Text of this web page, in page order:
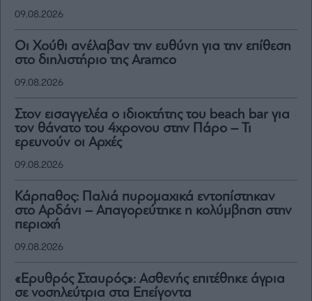
09.08.2026
Οι Χούθι ανέλαβαν την ευθύνη για την επίθεση
στο διηλιστήριο της Aramco
09.08.2026
Στον εισαγγελέα ο ιδιοκτήτης του beach bar για
τον θάνατο του 4χρονου στην Πάρο – Τι
ερευνούν οι Αρχές
09.08.2026
Κάρπαθος: Παλιά πυρομαχικά εντοπίστηκαν
στο Αρδάνι – Απαγορεύτηκε η κολύμβηση στην
περιοχή
09.08.2026
«Ερυθρός Σταυρός»: Ασθενής επιτέθηκε άγρια
σε νοσηλεύτρια στα Επείγοντα